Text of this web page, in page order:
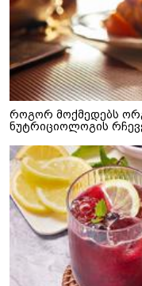
როგორ მოქმედებს
ნუტრიციოლოგის